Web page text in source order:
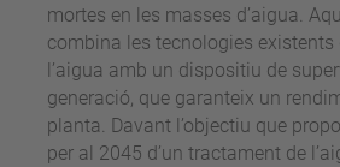
mortes en les masses d’aigua.
combina les tecnologies
l’aigua amb un dispositiu de
generació, que garanteix un
planta. Davant l’objectiu que
per al 2045 d’un tractament de